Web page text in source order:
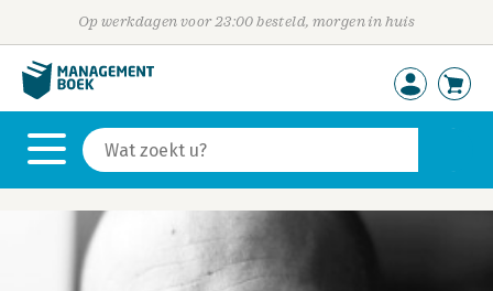
Op werkdagen voor 23:00 besteld, morgen in huis